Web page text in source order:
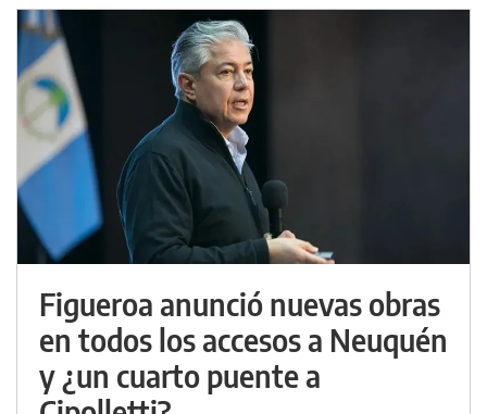
Figueroa anunció nuevas obras
en todos los accesos a Neuquén
y ¿un cuarto puente a